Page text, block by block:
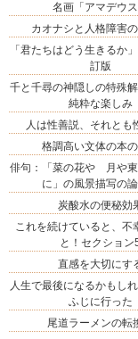
名画「アマデウス
カオナシと人格障害
「君たちはどう生きるか
訂版
千と千尋の神隠しの特殊
純粋な楽しみ
人は性善説、それとも
格調高い文体の本
俳句：「菜の花や 月や
に」の風景描写の
炭酸水の便秘効
これを続けていると、不
と！セクション
直感を大切にす
人生で最後になるかもし
ふじに行った
尾道ラーメンの転